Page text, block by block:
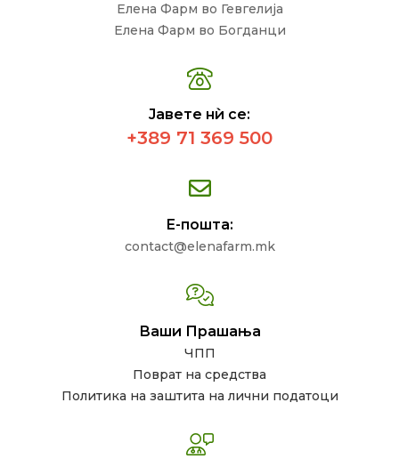
Елена Фарм во Гевгелија
Елена Фарм во Богданци
Јавете нѝ се:
+389 71 369 500
Е-пошта:
contact@elenafarm.mk
Ваши Прашања
ЧПП
Поврат на средства
Политика на заштита на лични податоци